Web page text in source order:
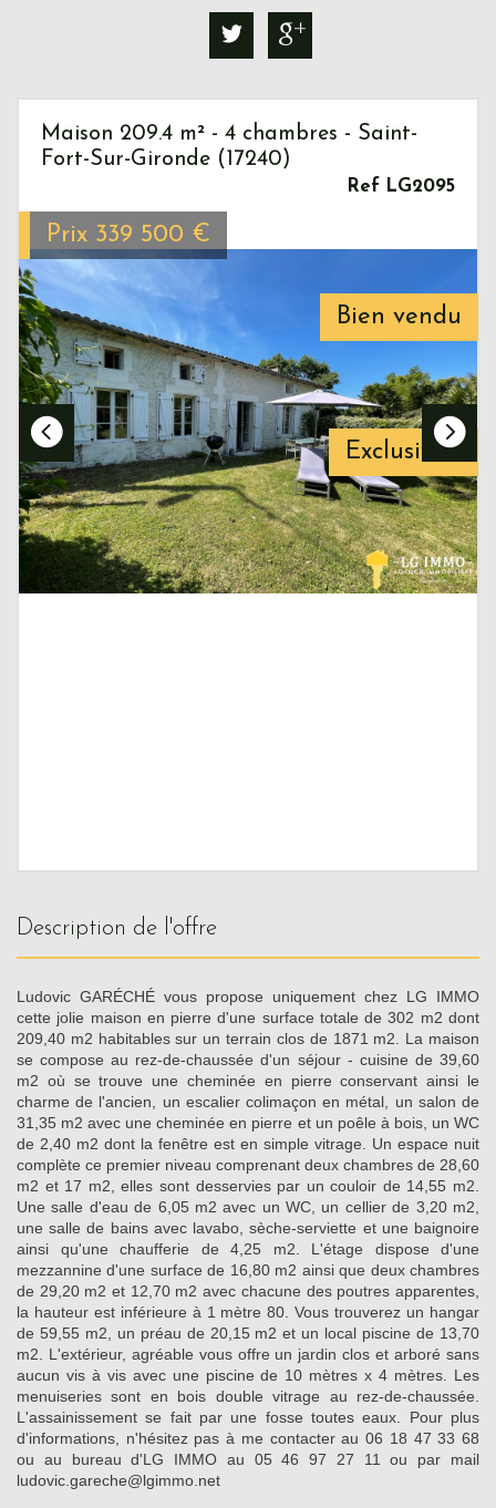
Bien vendu
Exclusivité
Maison 209.4 m² - 4 chambres - Saint-
Fort-Sur-Gironde (17240)
Ref LG2095
Prix 339 500 €
description de l'offre
Ludovic GARÉCHÉ vous propose uniquement chez LG IMMO
cette jolie maison en pierre d'une surface totale de 302 m2 dont
209,40 m2 habitables sur un terrain clos de 1871 m2. La maison
se compose au rez-de-chaussée d'un séjour - cuisine de 39,60
m2 où se trouve une cheminée en pierre conservant ainsi le
charme de l'ancien, un escalier colimaçon en métal, un salon de
31,35 m2 avec une cheminée en pierre et un poêle à bois, un WC
de 2,40 m2 dont la fenêtre est en simple vitrage. Un espace nuit
complète ce premier niveau comprenant deux chambres de 28,60
m2 et 17 m2, elles sont desservies par un couloir de 14,55 m2.
Une salle d'eau de 6,05 m2 avec un WC, un cellier de 3,20 m2,
une salle de bains avec lavabo, sèche-serviette et une baignoire
ainsi qu'une chaufferie de 4,25 m2. L'étage dispose d'une
mezzannine d'une surface de 16,80 m2 ainsi que deux chambres
de 29,20 m2 et 12,70 m2 avec chacune des poutres apparentes,
la hauteur est inférieure à 1 mètre 80. Vous trouverez un hangar
de 59,55 m2, un préau de 20,15 m2 et un local piscine de 13,70
m2. L'extérieur, agréable vous offre un jardin clos et arboré sans
aucun vis à vis avec une piscine de 10 mètres x 4 mètres. Les
menuiseries sont en bois double vitrage au rez-de-chaussée.
L'assainissement se fait par une fosse toutes eaux. Pour plus
d'informations, n'hésitez pas à me contacter au 06 18 47 33 68
ou au bureau d'LG IMMO au 05 46 97 27 11 ou par mail
ludovic.gareche@lgimmo.net